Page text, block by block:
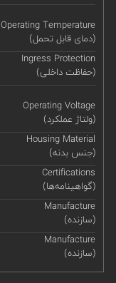
Operating Temperature
(دمای قابل تحمل)
Ingress Protection
(حفاظت داخلی)
Operating Voltage
(ولتاژ عملکرد)
Housing Material
(جنس بدنه)
Certifications
(گواهینامه‌ها)
Manufacture
(سازنده)
Manufacture
(سازنده)